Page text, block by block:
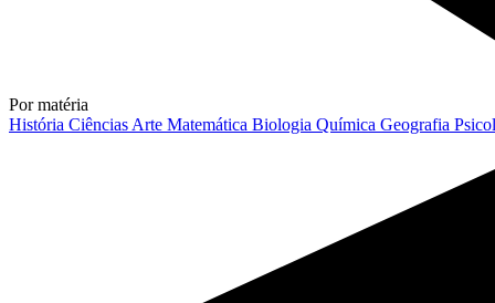
Por matéria
História Ciências Arte Matemática Biologia Química Geografia